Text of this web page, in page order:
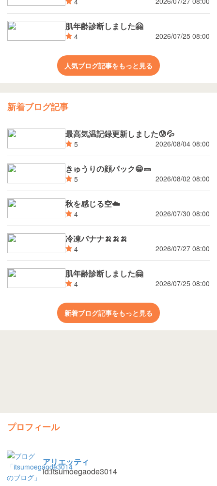
肌年齢診断しました🤗
4 2026/07/25 08:00
人気ブログ記事をもっと見る
新着ブログ記事
最高気温記録更新しました😰💦
5 2026/08/04 08:00
きゅうりの顔パック😁🥒
5 2026/08/02 08:00
秋を感じる空☁️
4 2026/07/30 08:00
冷凍バナナ🍌🍌🍌
4 2026/07/27 08:00
肌年齢診断しました🤗
4 2026/07/25 08:00
新着ブログ記事をもっと見る
プロフィール
アリエッティ
id:itsumoegaode3014